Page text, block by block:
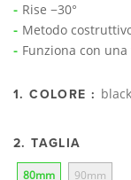
Rise −30°
Metodo
Funziona con
1. COLORE :
2. TAGLIA
80mm 90mm